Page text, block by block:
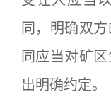
同，明确双
同应当对矿
出明确约定。